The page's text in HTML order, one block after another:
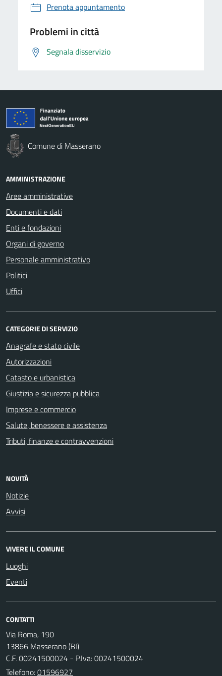
Prenota appuntamento
Problemi in città
Segnala disservizio
Comune di Masserano
AMMINISTRAZIONE
Aree amministrative
Documenti e dati
Enti e fondazioni
Organi di governo
Personale amministrativo
Politici
Uffici
CATEGORIE DI SERVIZIO
Anagrafe e stato civile
Autorizzazioni
Catasto e urbanistica
Giustizia e sicurezza pubblica
Imprese e commercio
Salute, benessere e assistenza
Tributi, finanze e contravvenzioni
NOVITÀ
Notizie
Avvisi
VIVERE IL COMUNE
Luoghi
Eventi
CONTATTI
Via Roma, 190
13866 Masserano (BI)
C.F. 00241500024 - P.Iva: 00241500024
Telefono:01596927